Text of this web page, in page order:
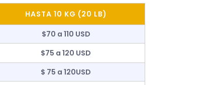
HASTA 10 KG (20 LB)
$70 a 110 USD
$75 a 120 USD
$ 75 a 120USD